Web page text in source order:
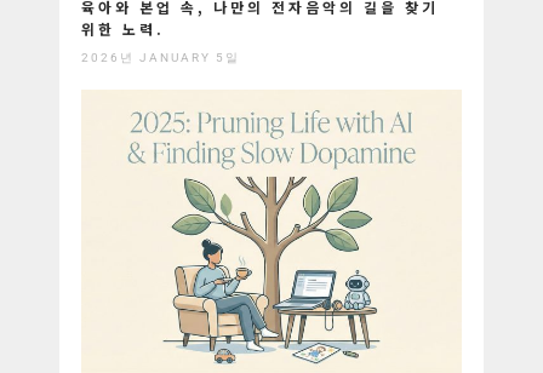
육아와 본업 속, 나만의 전자음악의 길을 찾기
위한 노력.
2026년 JANUARY 5일